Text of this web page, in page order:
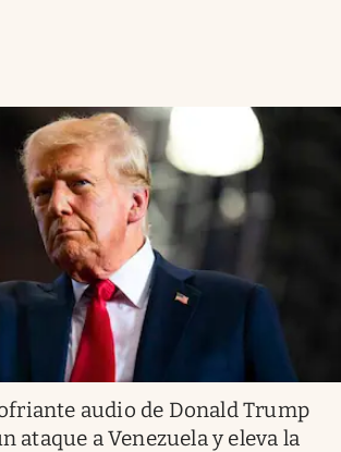
audio de Donald Trump
ataque a Venezuela y eleva la